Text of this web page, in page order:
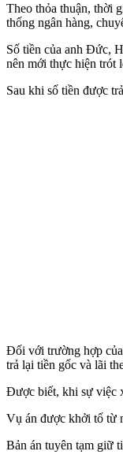
Theo thỏa thuận, thời
thống ngân hàng,
Số tiền của anh Đức,
nên mới thực hiện trót
Sau khi số tiền được
Đối với trường hợp
trả lại tiền gốc và lãi
Được biết, khi sự việc
Vụ án được khởi tố từ
Bản án tuyên tạm giữ